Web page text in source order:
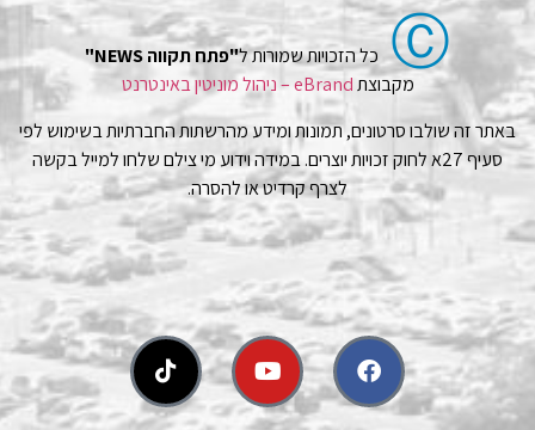
Ⓒ כל הזכויות שמורות ל"פתח תקווה NEWS"
מקבוצתeBrand – ניהול מוניטין באינטרנט
באתר זה שולבו סרטונים, תמונות ומידע מהרשתות החברתיות בשימוש לפי
סעיף 27א לחוק זכויות יוצרים. במידה וידוע מי צילם שלחו למייל בקשה
לצרף קרדיט או להסרה.